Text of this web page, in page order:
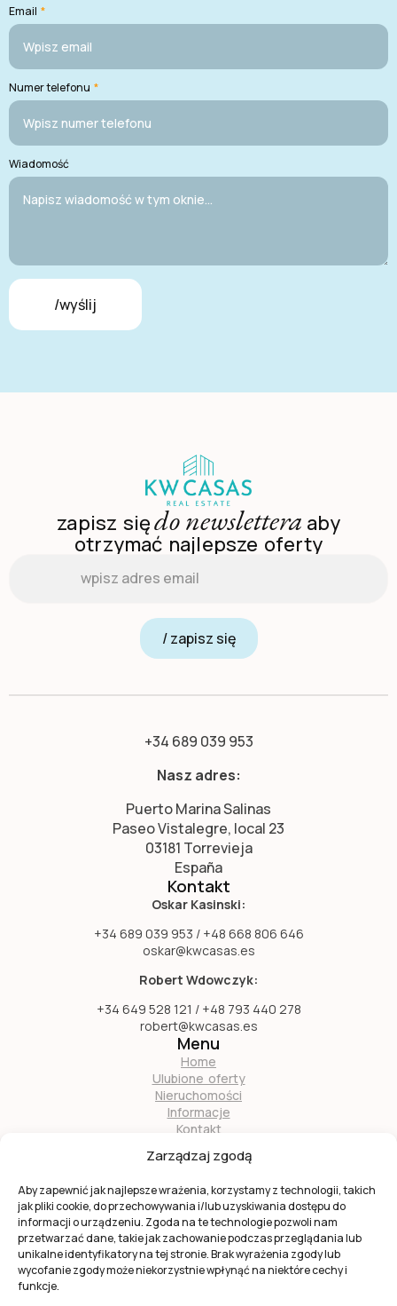
Zarządzaj zgodą
Aby zapewnić jak najlepsze wrażenia, korzystamy z technologii, takich
jak pliki cookie, do przechowywania i/lub uzyskiwania dostępu do
informacji o urządzeniu. Zgoda na te technologie pozwoli nam
przetwarzać dane, takie jak zachowanie podczas przeglądania lub
unikalne identyfikatory na tej stronie. Brak wyrażenia zgody lub
wycofanie zgody może niekorzystnie wpłynąć na niektóre cechy i
funkcje.
Email *
Numer telefonu *
Wiadomość
/wyślij
zapisz siędo newslettera aby
otrzymać najlepsze oferty
/ zapisz się
+34 689 039 953
Nasz adres:
Puerto Marina Salinas
Paseo Vistalegre, local 23
03181 Torrevieja
España
Kontakt
Oskar Kasinski:
+34 689 039 953 / +48 668 806 646
oskar@kwcasas.es
Robert Wdowczyk:
+34 649 528 121 / +48 793 440 278
robert@kwcasas.es
Menu
Home
Ulubione oferty
Nieruchomości
Informacje
Kontakt
Zostań naszym partnerem
Ta strona jest chroniona przez